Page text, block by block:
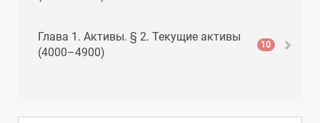
Глава 1. Активы. § 2. Текущие активы
(4000–4900)
10